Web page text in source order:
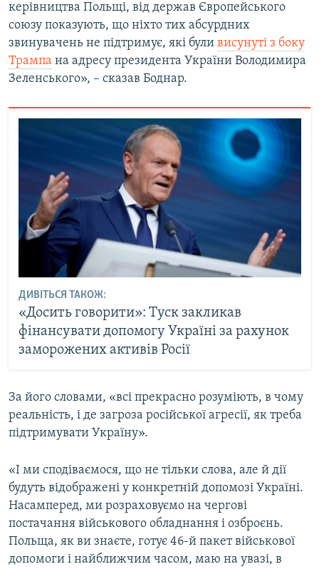
керівництва Польщі, від держав Європейського
союзу показують, що ніхто тих абсурдних
звинувачень не підтримує, які були висунуті з боку
Трампа на адресу президента України Володимира
Зеленського», – сказав Боднар.
ДИВІТЬСЯ ТАКОЖ:
«Досить говорити»: Туск закликав
фінансувати допомогу Україні за рахунок
заморожених активів Росії
За його словами, «всі прекрасно розуміють, в чому
реальність, і де загроза російської агресії, як треба
підтримувати Україну».
«І ми сподіваємося, що не тільки слова, але й дії
будуть відображені у конкретній допомозі Україні.
Насамперед, ми розраховуємо на чергові
постачання військового обладнання і озброєнь.
Польща, як ви знаєте, готує 46-й пакет військової
допомоги і найближчим часом, маю на увазі, в